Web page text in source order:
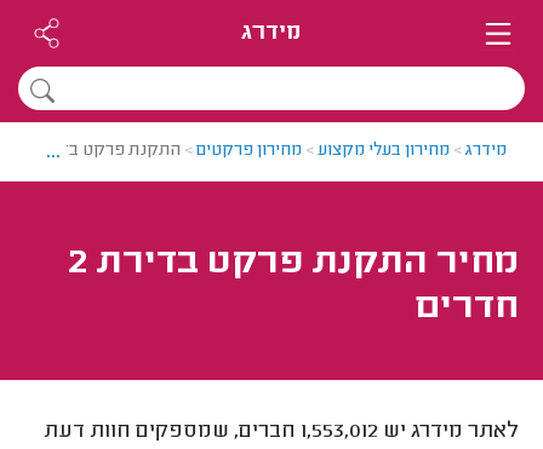
מידרג
מידרג> מחירון בעלי מקצוע> מחירון פרקטים> התקנת פרקט בדירת 2 חדרים
...
מחיר התקנת פרקט בדירת 2
חדרים
לאתר מידרג יש 1,553,012 חברים, שמספקים חוות דעת